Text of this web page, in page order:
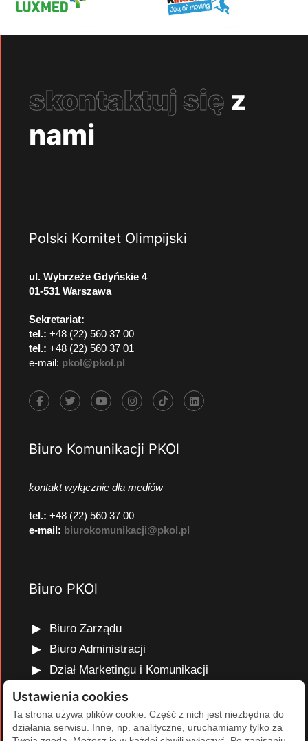
skontaktuj się z
nami
Polski Komitet Olimpijski
ul. Wybrzeże Gdyńskie 4
01-531 Warszawa
Sekretariat:
tel.: +48 (22) 560 37 00
tel.: +48 (22) 560 37 01
e-mail: pkol@pkol.pl
Biuro Komunikacji PKOl
kontakt wyłącznie dla mediów
tel.: +48 (22) 560 37 00
e-mail: biurokomunikacji@pkol.pl
Biuro PKOl
Biuro Zarządu
Biuro Administracji
Dział Marketingu i Komunikacji
Dział Edukacji Olimpijskiej
Dział Finansów i Kadr
Dział Projektów Olimpijskich
Ustawienia cookies
Ta strona używa plików cookie. Część z nich jest niezbędna do
działania serwisu. Inne, np. analityczne, uruchamiamy tylko za